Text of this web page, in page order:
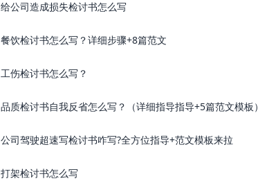
给公司造成损失检讨书怎么写
餐饮检讨书怎么写？详细步骤+8篇范文
工伤检讨书怎么写？
品质检讨书自我反省怎么写？（详细指导指导+5篇范文模板）
公司驾驶超速写检讨书咋写?全方位指导+范文模板来拉
打架检讨书怎么写